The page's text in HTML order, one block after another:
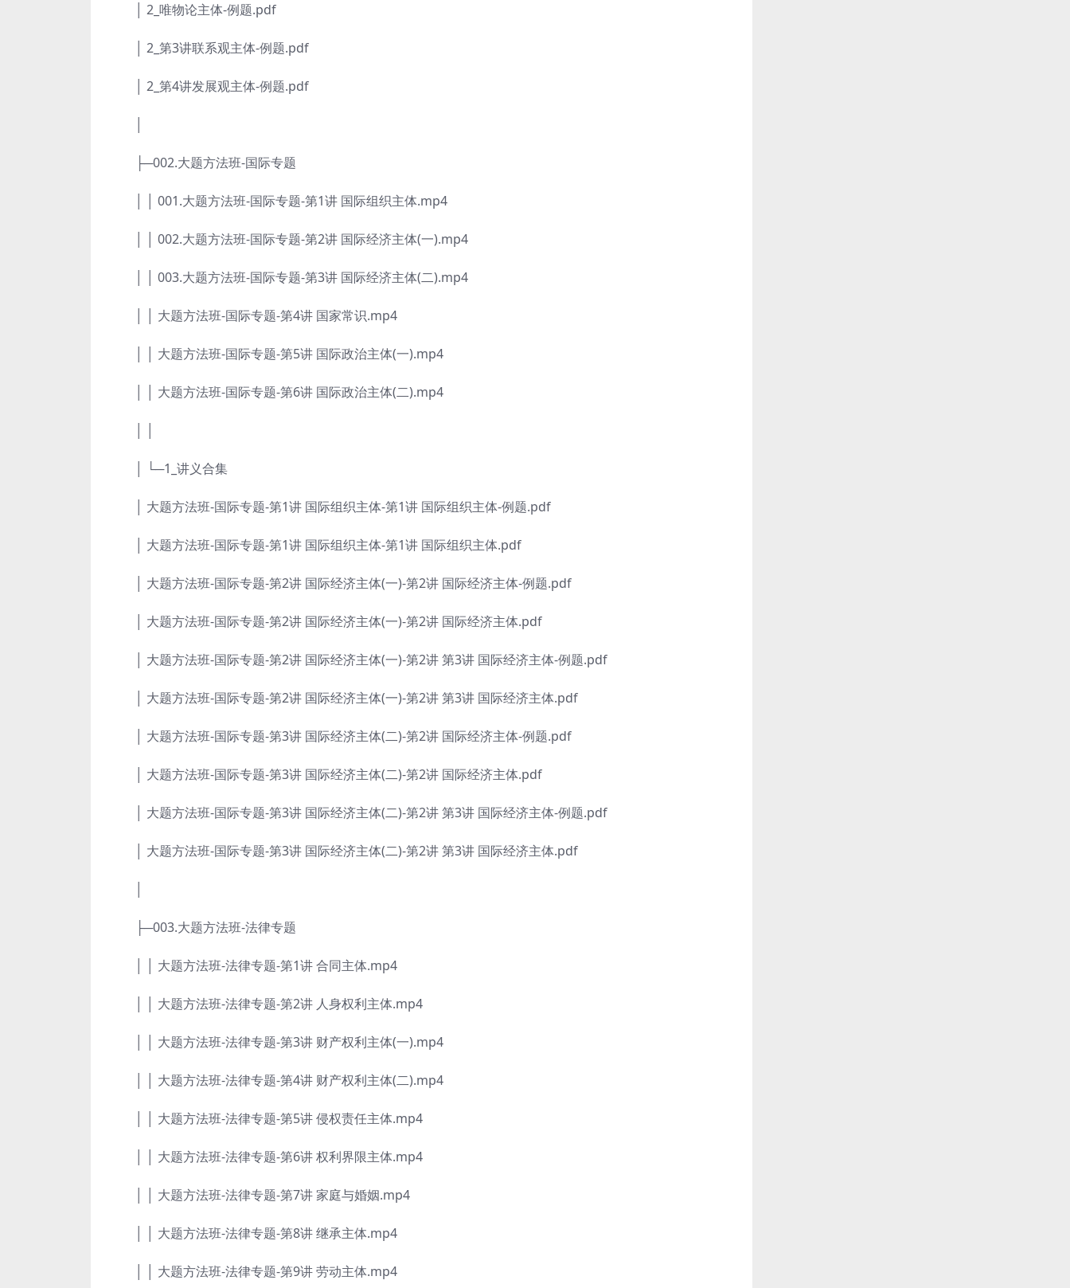
│ 2_唯物论主体-例题.pdf
│ 2_第3讲联系观主体-例题.pdf
│ 2_第4讲发展观主体-例题.pdf
├─002.大题方法班-国际专题
│ │ 001.大题方法班-国际专题-第1讲 国际组织主体.mp4
│ │ 002.大题方法班-国际专题-第2讲 国际经济主体(一).mp4
│ │ 003.大题方法班-国际专题-第3讲 国际经济主体(二).mp4
│ │ 大题方法班-国际专题-第4讲 国家常识.mp4
│ │ 大题方法班-国际专题-第5讲 国际政治主体(一).mp4
│ │ 大题方法班-国际专题-第6讲 国际政治主体(二).mp4
│ └─1_讲义合集
│ 大题方法班-国际专题-第1讲 国际组织主体-第1讲 国际组织主体-例题.pdf
│ 大题方法班-国际专题-第1讲 国际组织主体-第1讲 国际组织主体.pdf
│ 大题方法班-国际专题-第2讲 国际经济主体(一)-第2讲 国际经济主体-例题.pdf
│ 大题方法班-国际专题-第2讲 国际经济主体(一)-第2讲 国际经济主体.pdf
│ 大题方法班-国际专题-第2讲 国际经济主体(一)-第2讲 第3讲 国际经济主体-例题.pdf
│ 大题方法班-国际专题-第2讲 国际经济主体(一)-第2讲 第3讲 国际经济主体.pdf
│ 大题方法班-国际专题-第3讲 国际经济主体(二)-第2讲 国际经济主体-例题.pdf
│ 大题方法班-国际专题-第3讲 国际经济主体(二)-第2讲 国际经济主体.pdf
│ 大题方法班-国际专题-第3讲 国际经济主体(二)-第2讲 第3讲 国际经济主体-例题.pdf
│ 大题方法班-国际专题-第3讲 国际经济主体(二)-第2讲 第3讲 国际经济主体.pdf
├─003.大题方法班-法律专题
│ │ 大题方法班-法律专题-第1讲 合同主体.mp4
│ │ 大题方法班-法律专题-第2讲 人身权利主体.mp4
│ │ 大题方法班-法律专题-第3讲 财产权利主体(一).mp4
│ │ 大题方法班-法律专题-第4讲 财产权利主体(二).mp4
│ │ 大题方法班-法律专题-第5讲 侵权责任主体.mp4
│ │ 大题方法班-法律专题-第6讲 权利界限主体.mp4
│ │ 大题方法班-法律专题-第7讲 家庭与婚姻.mp4
│ │ 大题方法班-法律专题-第8讲 继承主体.mp4
│ │ 大题方法班-法律专题-第9讲 劳动主体.mp4